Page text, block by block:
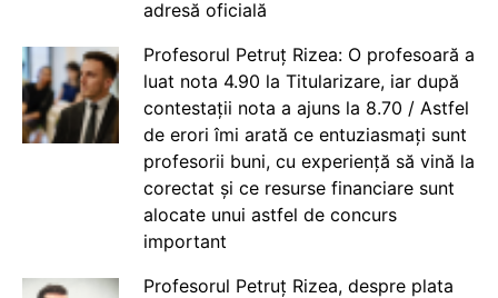
adresă oficială
Profesorul Petruț Rizea: O profesoară a
luat nota 4.90 la Titularizare, iar după
contestații nota a ajuns la 8.70 / Astfel
de erori îmi arată ce entuziasmați sunt
profesorii buni, cu experiență să vină la
corectat și ce resurse financiare sunt
alocate unui astfel de concurs
important
Profesorul Petruț Rizea, despre plata